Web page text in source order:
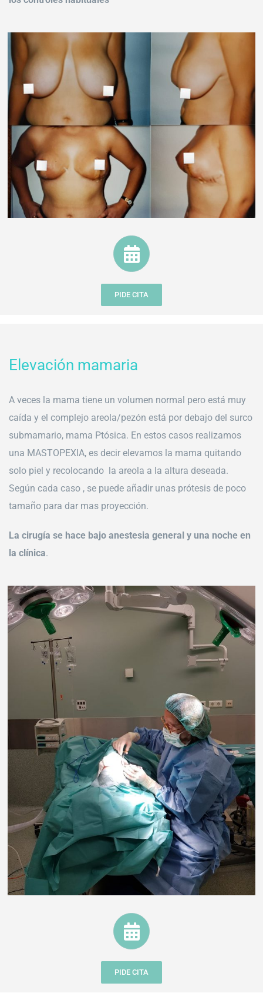
PIDE CITA
Elevación mamaria
A veces la mama tiene un volumen normal pero está muy
caída y el complejo areola/pezón está por debajo del surco
submamario, mama Ptósica. En estos casos realizamos
una MASTOPEXIA, es decir elevamos la mama quitando
solo piel y recolocando la areola a la altura deseada.
Según cada caso , se puede añadir unas prótesis de poco
tamaño para dar mas proyección.
La cirugía se hace bajo anestesia general y una noche en
la clínica.
PIDE CITA